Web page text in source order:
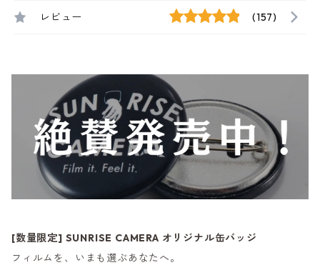
レビュー (157)
[数量限定] SUNRISE CAMERA オリジナル缶バッジ
フィルムを、いまも選ぶあなたへ。